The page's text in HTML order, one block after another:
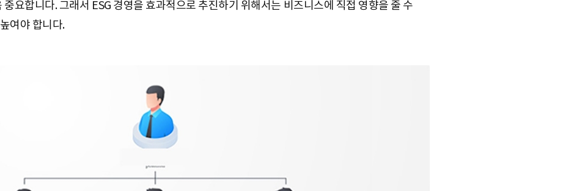
요합니다. 그래서 ESG 경영을 효과적으로 추진하기 위해서는 비즈니스에 직접 영향을 줄 수
높여야 합니다.